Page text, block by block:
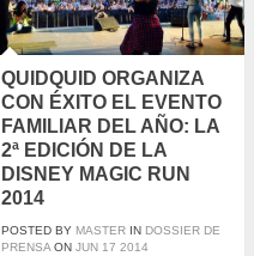
QUIDQUID ORGANIZA
CON ÉXITO EL EVENTO
FAMILIAR DEL AÑO: LA
2ª EDICIÓN DE LA
DISNEY MAGIC RUN
2014
POSTED BY MASTER IN DOSSIER DE
PRENSAON JUN 17 2014